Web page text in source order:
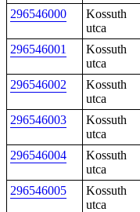
296546000
Kossuth
utca
296546001
Kossuth
utca
296546002
Kossuth
utca
296546003
Kossuth
utca
296546004
Kossuth
utca
296546005
Kossuth
utca